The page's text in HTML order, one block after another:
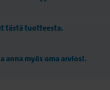
tästä tuotteesta.
anna myös oma arviosi.